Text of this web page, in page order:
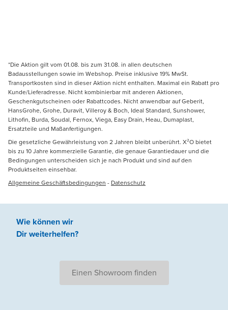
*Die Aktion gilt vom 01.08. bis zum 31.08. in allen deutschen
Badausstellungen sowie im Webshop. Preise inklusive 19% MwSt.
Transportkosten sind in dieser Aktion nicht enthalten. Maximal ein Rabatt pro
Kunde/Lieferadresse. Nicht kombinierbar mit anderen Aktionen,
Geschenkgutscheinen oder Rabattcodes. Nicht anwendbar auf Geberit,
HansGrohe, Grohe, Duravit, Villeroy & Boch, Ideal Standard, Sunshower,
Lithofin, Burda, Soudal, Fernox, Viega, Easy Drain, Heau, Dumaplast,
Ersatzteile und Maßanfertigungen.
Die gesetzliche Gewährleistung von 2 Jahren bleibt unberührt. X²O bietet
bis zu 10 Jahre kommerzielle Garantie, die genaue Garantiedauer und die
Bedingungen unterscheiden sich je nach Produkt und sind auf den
Produktseiten einsehbar.
Allgemeine Geschäftsbedingungen - Datenschutz
Wie können wir
Dir weiterhelfen?
Einen Showroom finden